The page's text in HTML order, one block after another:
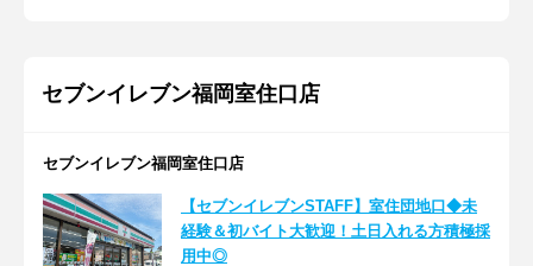
セブンイレブン福岡室住口店
セブンイレブン福岡室住口店
【セブンイレブンSTAFF】室住団地口◆未
経験＆初バイト大歓迎！土日入れる方積極採
用中◎